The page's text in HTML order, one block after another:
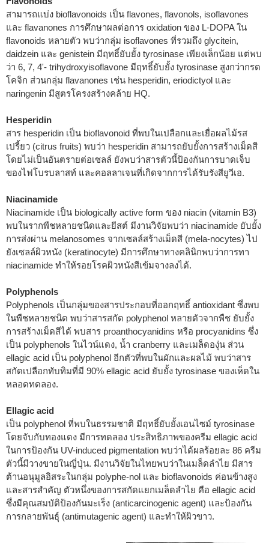
สามารถแบ่ง bioflavonoids เป็น flavones, flavonols, isoflavones
และ flavanones การศึกษาผลต่อการ oxidation ของ L-DOPA ใน
flavonoids หลายตัว พบว่ากลุ่ม isoflavones ที่รวมถึง glycitein,
daidzein และ genistein มีฤทธิ์ยับยั้ง tyrosinase เพียงเล็กน้อย แต่พบ
ว่า 6, 7, 4'- trihydroxyisoflavone มีฤทธิ์ยับยั้ง tyrosinase สูงกว่ากรด
โคจิก ส่วนกลุ่ม flavanones เช่น hesperidin, eriodictyol และ
naringenin มีสูตรโครงสร้างคล้าย HQ.
Hesperidin
สาร hesperidin เป็น bioflavonoid ที่พบในเปลือกและเยื่อผลไม้รส
เปรี้ยว (citrus fruits) พบว่า hesperidin สามารถยับยั้งการสร้างเม็ดสี
โดยไม่เป็นอันตรายต่อเซลล์ ยังพบว่าสารตัวนี้ป้องกันการบาดเจ็บ
ของไฟโบรบลาสท์ และคอลลาเจนที่เกิดจากการได้รับรังสียูวีเอ.
Niacinamide
Niacinamide เป็น biologically active form ของ niacin (vitamin B3)
พบในรากพืชหลายชนิดและยีสต์ มีงานวิจัยพบว่า niacinamide ยับยั้ง
การส่งผ่าน melanosomes จากเซลล์สร้างเม็ดสี (mela-nocytes) ไป
ยังเซลล์ผิวหนัง (keratinocyte) มีการศึกษาทางคลินิกพบว่าการทา
niacinamide ทำให้รอยโรคผิวหนังสีเข้มจางลงได้.
Polyphenols
Polyphenols เป็นกลุ่มของสารประกอบที่ออกฤทธิ์ antioxidant ซึ่งพบ
ในพืชหลายชนิด พบว่าสารสกัด polyphenol หลายตัวจากพืช ยับยั้ง
การสร้างเม็ดสีได้ พบสาร proanthocyanidins หรือ procyanidins ซึ่ง
เป็น polyphenols ในไวน์แดง, น้ำ cranberry และเมล็ดองุ่น ส่วน
ellagic acid เป็น polyphenol อีกตัวที่พบในผักและผลไม้ พบว่าสาร
สกัดเปลือกทับทิมที่มี 90% ellagic acid ยับยั้ง tyrosinase ของเห็ดใน
หลอดทดลอง.
Ellagic acid
เป็น polyphenol ที่พบในธรรมชาติ มีฤทธิ์ยับยั้งเอนไซม์ tyrosinase
โดยจับกับทองแดง มีการทดลอง ประสิทธิภาพของครีม ellagic acid
ในการป้องกัน UV-induced pigmentation พบว่าได้ผลร้อยละ 86 ครีม
ตัวนี้มีวางขายในญี่ปุ่น. มีงานวิจัยในไทยพบว่าในเมล็ดลำไย มีสาร
ต้านอนุมูลอิสระในกลุ่ม polyphe-nol และ bioflavonoids ค่อนข้างสูง
และสารสำคัญ ตัวหนึ่งของการสกัดแยกเมล็ดลำไย คือ ellagic acid
ซึ่งมีคุณสมบัติป้องกันมะเร็ง (anticarcinogenic agent) และป้องกัน
การกลายพันธุ์ (antimutagenic agent) และทำให้ผิวขาว.